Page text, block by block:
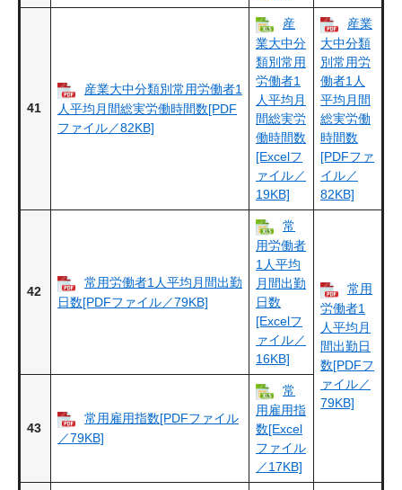
41
産業大中分類別常用労働者1
人平均月間総実労働時間数[PDF
ファイル／82KB]
産
業大中分
類別常用
労働者1
人平均月
間総実労
働時間数
[Excelフ
ァイル／
19KB]
産業
大中分類
別常用労
働者1人
平均月間
総実労働
時間数
[PDFファ
イル／
82KB]
42
常用労働者1人平均月間出勤
日数[PDFファイル／79KB]
常
用労働者
1人平均
月間出勤
日数
[Excelフ
ァイル／
16KB]
常用
労働者1
人平均月
間出勤日
数[PDFフ
ァイル／
79KB]
43
常用雇用指数[PDFファイル
／79KB]
常
用雇用指
数[Excel
ファイル
／17KB]